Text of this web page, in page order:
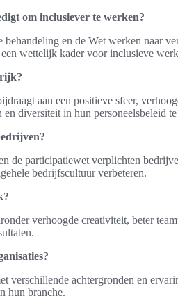
om inclusiever te werken?
en de Wet werken naar
wettelijk kader voor inclusieve
aan een positieve sfeer,
diversiteit in hun personeelsbeleid te
de participatiewet verplichten
bedrijfscultuur verbeteren.
verhoogde creativiteit, beter
verschillende achtergronden en
hun branche.